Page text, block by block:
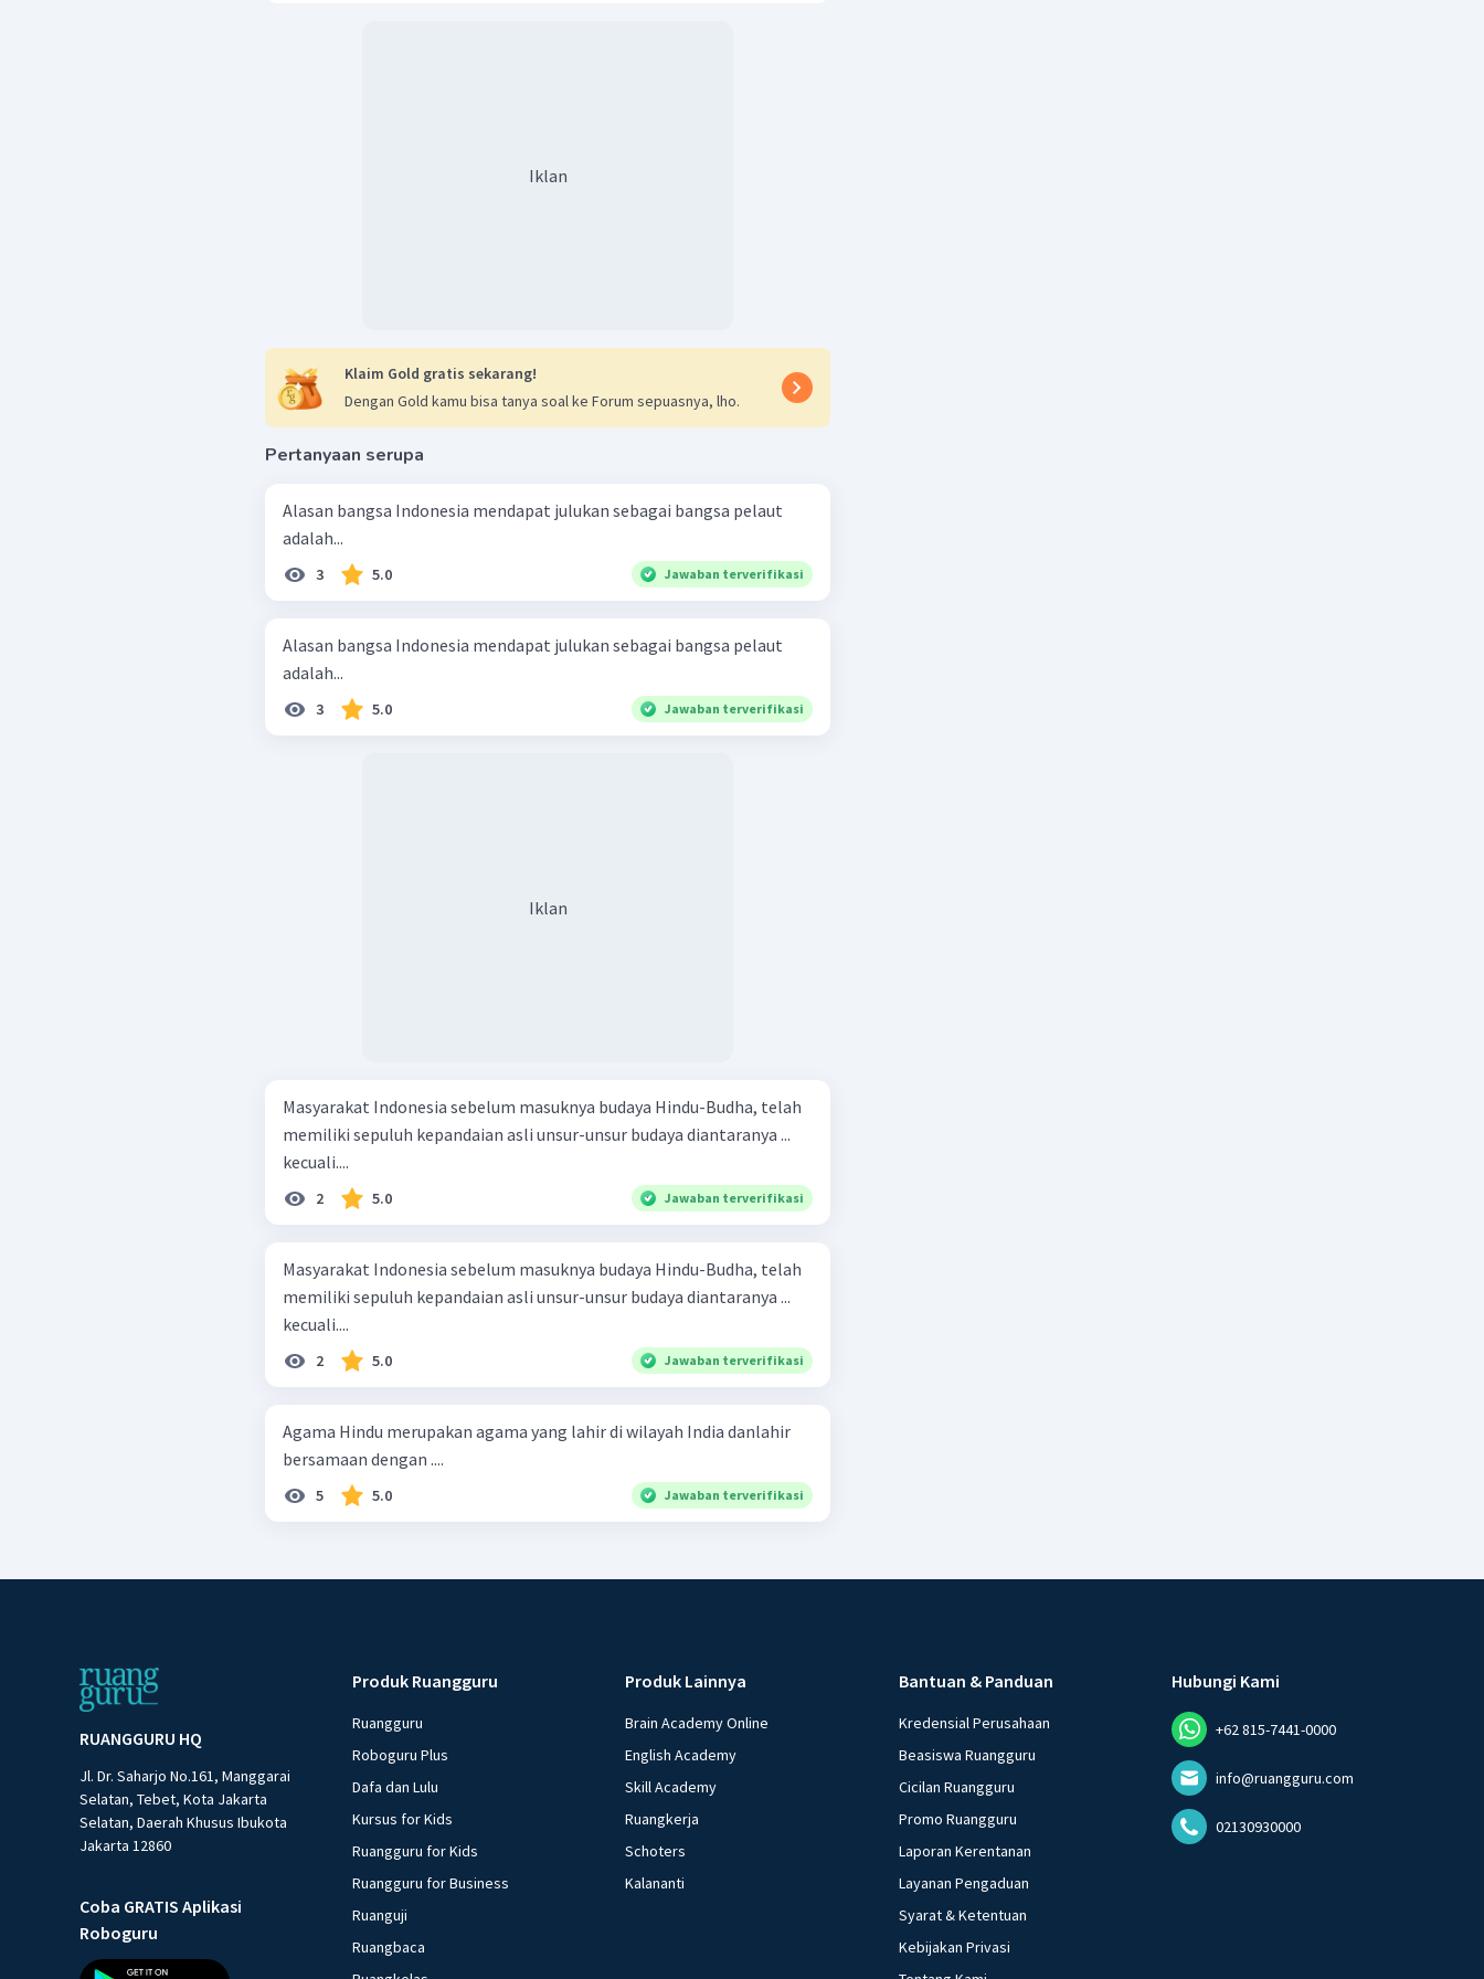
Iklan
Klaim Gold gratis sekarang!
Dengan Gold kamu bisa tanya soal ke Forum sepuasnya, lho.
Pertanyaan serupa
Alasan bangsa Indonesia mendapat julukan sebagai bangsa pelaut
adalah...
3 5.0 Jawaban terverifikasi
Alasan bangsa Indonesia mendapat julukan sebagai bangsa pelaut
adalah...
3 5.0 Jawaban terverifikasi
Iklan
Masyarakat Indonesia sebelum masuknya budaya Hindu-Budha, telah
memiliki sepuluh kepandaian asli unsur-unsur budaya diantaranya ...
kecuali....
2 5.0 Jawaban terverifikasi
Masyarakat Indonesia sebelum masuknya budaya Hindu-Budha, telah
memiliki sepuluh kepandaian asli unsur-unsur budaya diantaranya ...
kecuali....
2 5.0 Jawaban terverifikasi
Agama Hindu merupakan agama yang lahir di wilayah India danlahir
bersamaan dengan ....
5 5.0 Jawaban terverifikasi
RUANGGURU HQ
Jl. Dr. Saharjo No.161, Manggarai
Selatan, Tebet, Kota Jakarta
Selatan, Daerah Khusus Ibukota
Jakarta 12860
Coba GRATIS Aplikasi
Roboguru
Produk Ruangguru
Ruangguru
Roboguru Plus
Dafa dan Lulu
Kursus for Kids
Ruangguru for Kids
Ruangguru for Business
Ruanguji
Ruangbaca
Produk Lainnya
Brain Academy Online
English Academy
Skill Academy
Ruangkerja
Schoters
Kalananti
Bantuan & Panduan
Kredensial Perusahaan
Beasiswa Ruangguru
Cicilan Ruangguru
Promo Ruangguru
Laporan Kerentanan
Layanan Pengaduan
Syarat & Ketentuan
Kebijakan Privasi
Hubungi Kami
+62 815-7441-0000
info@ruangguru.com
02130930000